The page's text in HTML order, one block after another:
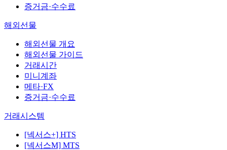
증거금·수수료
해외선물
해외선물 개요
해외선물 가이드
거래시간
미니계좌
메타·FX
증거금·수수료
거래시스템
[넥서스+] HTS
[넥서스M] MTS